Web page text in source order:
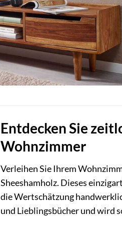
Entdecken Sie
Wohnzimmer
Verleihen Sie Ihrem
Sheeshamholz. Dieses
die Wertschätzung
und Lieblingsbücher und wird